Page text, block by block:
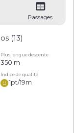
Passages
(13)
Plus longue descente
350 m
Indice de qualité
1pt/19m